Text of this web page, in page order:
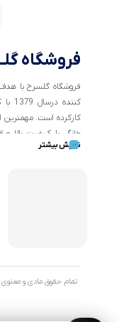
فروشگاه
فروشگاه گلسرخ با
کارکرده است. مهمترین
خانگی با کیفیت بالا
کالاهای خانگی و
فروشگاه اینترنتی
نمایش بیشتر
تمام حقوق مادی و معنوی